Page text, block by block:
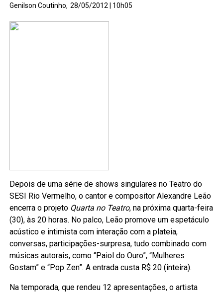
Genilson Coutinho, 28/05/2012 | 10h05
Depois de uma série de shows singulares no Teatro do
SESI Rio Vermelho, o cantor e compositor Alexandre Leão
encerra o projeto Quarta no Teatro, na próxima quarta-feira
(30), às 20 horas. No palco, Leão promove um espetáculo
acústico e intimista com interação com a plateia,
conversas, participações-surpresa, tudo combinado com
músicas autorais, como “Paiol do Ouro”, “Mulheres
Gostam” e “Pop Zen”. A entrada custa R$ 20 (inteira).
Na temporada, que rendeu 12 apresentações, o artista